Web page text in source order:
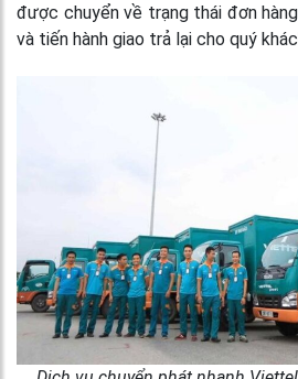
được chuyển về trạng thái đơn
và tiến hành giao trả lại cho quý